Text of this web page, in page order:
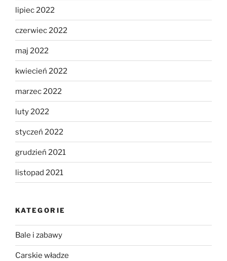
lipiec 2022
czerwiec 2022
maj 2022
kwiecień 2022
marzec 2022
luty 2022
styczeń 2022
grudzień 2021
listopad 2021
KATEGORIE
Bale i zabawy
Carskie władze